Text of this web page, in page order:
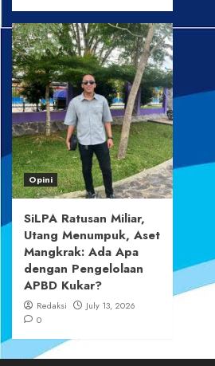
Opini
SiLPA Ratusan Miliar,
Utang Menumpuk, Aset
Mangkrak: Ada Apa
dengan Pengelolaan
APBD Kukar?
Redaksi
July 13, 2026
0